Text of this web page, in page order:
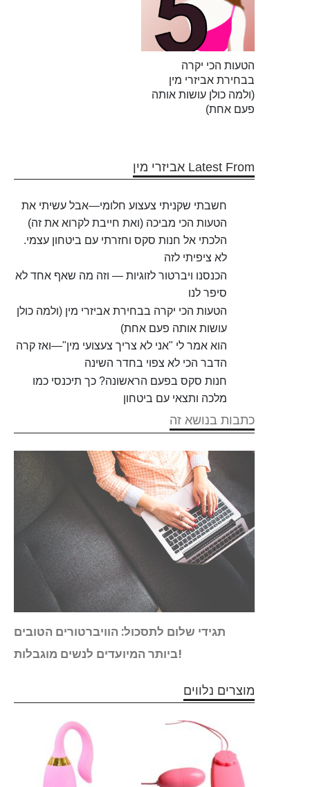
הטעות הכי יקרה
בבחירת אביזרי מין
(ולמה כולן עושות אותה
פעם אחת)
Latest From אביזרי מין
חשבתי שקניתי צעצוע חלומי—אבל עשיתי את
הטעות הכי מביכה (ואת חייבת לקרוא את זה)
הלכתי אל חנות סקס וחזרתי עם ביטחון עצמי.
לא ציפיתי לזה
הכנסנו ויברטור לזוגיות — וזה מה שאף אחד לא
סיפר לנו
הטעות הכי יקרה בבחירת אביזרי מין (ולמה כולן
עושות אותה פעם אחת)
הוא אמר לי "אני לא צריך צעצועי מין"—ואז קרה
הדבר הכי לא צפוי בחדר השינה
חנות סקס בפעם הראשונה? כך תיכנסי כמו
מלכה ותצאי עם ביטחון
כתבות בנושא זה
תגידי שלום לתסכול: הוויברטורים הטובים
ביותר המיועדים לנשים מוגבלות!
מוצרים נלווים